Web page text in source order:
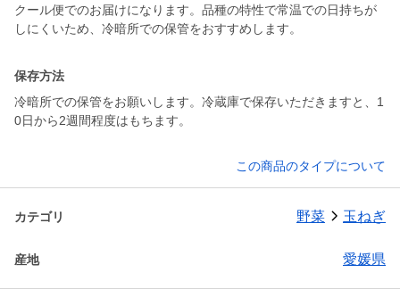
クール便でのお届けになります。品種の特性で常温での日持ちが
しにくいため、冷暗所での保管をおすすめします。
保存方法
冷暗所での保管をお願いします。冷蔵庫で保存いただきますと、1
0日から2週間程度はもちます。
この商品のタイプについて
カテゴリ 野菜 玉ねぎ
産地 愛媛県